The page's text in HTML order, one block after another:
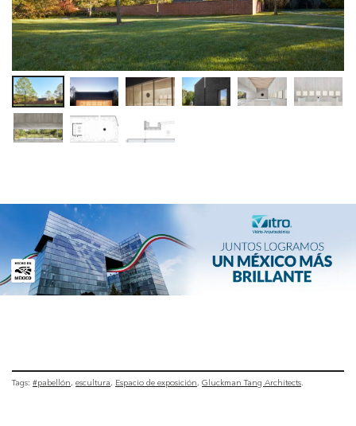
Tags: #pabellón escultura Espacio de exposición Gluckman Tang Architects